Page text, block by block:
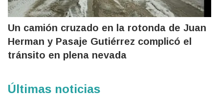
Un camión cruzado en la rotonda de Juan
Herman y Pasaje Gutiérrez complicó el
tránsito en plena nevada
Últimas noticias